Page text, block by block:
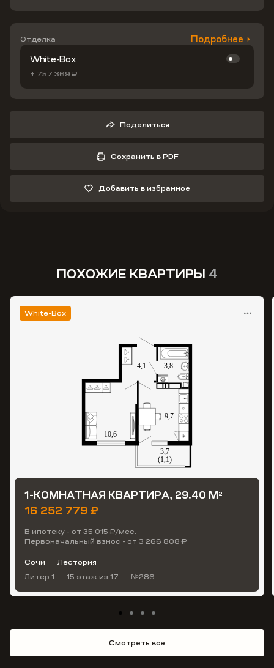
Отделка Подробнее
White-Box
+ 757 369 ₽
Поделиться
Сохранить в PDF
Добавить в избранное
ПОХОЖИЕ КВАРТИРЫ 4
White-Box
1-КОМНАТНАЯ КВАРТИРА, 29.40 М2
16 252 779 ₽
В ипотеку - от 35 015 ₽/мес.
Первоначальный взнос - от 3 266 808 ₽
Сочи
Лестория
Литер 1
15 этаж из 17 №286
Смотреть все